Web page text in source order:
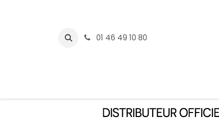
01 46 49 10 80